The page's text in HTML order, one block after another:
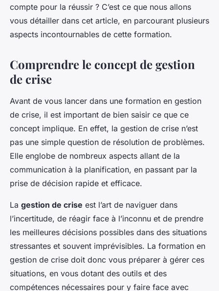
compte pour la réussir ? C’est ce que nous allons
vous détailler dans cet article, en parcourant plusieurs
aspects incontournables de cette formation.
Comprendre le concept de gestion
de crise
Avant de vous lancer dans une formation en gestion
de crise, il est important de bien saisir ce que ce
concept implique. En effet, la gestion de crise n’est
pas une simple question de résolution de problèmes.
Elle englobe de nombreux aspects allant de la
communication à la planification, en passant par la
prise de décision rapide et efficace.
La gestion de crise est l’art de naviguer dans
l’incertitude, de réagir face à l’inconnu et de prendre
les meilleures décisions possibles dans des situations
stressantes et souvent imprévisibles. La formation en
gestion de crise doit donc vous préparer à gérer ces
situations, en vous dotant des outils et des
compétences nécessaires pour y faire face avec